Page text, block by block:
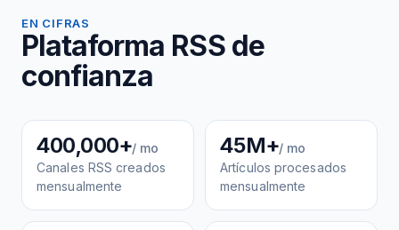
EN CIFRAS
Plataforma RSS de
confianza
400,000+/ mo
Canales RSS creados
mensualmente
45M+/ mo
Artículos procesados
mensualmente